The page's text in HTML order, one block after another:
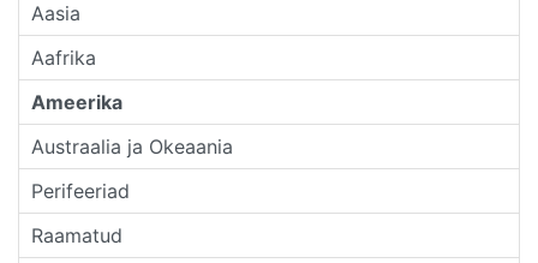
Aasia
Aafrika
Ameerika
Austraalia ja Okeaania
Perifeeriad
Raamatud